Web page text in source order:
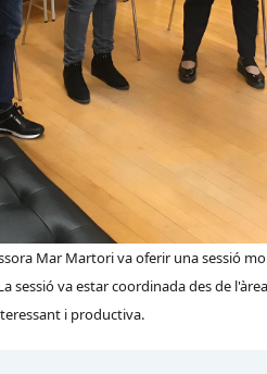
Mar Martori va oferir una sessió
sessió va estar coordinada des de
i productiva.